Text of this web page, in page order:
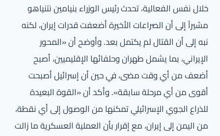
خلال نفس الفعالية، تحدث رئيس الوزراء بنيامين نتنياهو
مشيراً إلى أن الصراعات الأخيرة أضعفت قدرات إيران، لكنه
نبه إلى أن القتال لم يكتمل بعد. وأوضح أن «المحور
الإيراني، بما يشمل طهران وحلفائها الإقليميين، أصبح
أضعف من أي وقت مضى، في حين أن إسرائيل أصبحت
أقوى من أي مرحلة سابقة». وأكد أن «القوة البعيدة
للذراع الجوي الإسرائيلي تمكنها من الوصول إلى أي نقطة،
من اليمن إلى إيران، مع إقرار بأن العملية العسكرية ما زالت